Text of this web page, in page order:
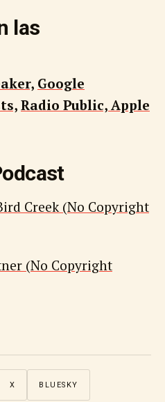
las
Google
Radio Public, Apple
Creek (No Copyright
(No Copyright
X BLUESKY